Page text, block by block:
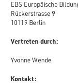
EBS Europäische
Rückerstrasse 9
10119 Berlin
Vertreten durch:
Yvonne Wende
Kontakt: